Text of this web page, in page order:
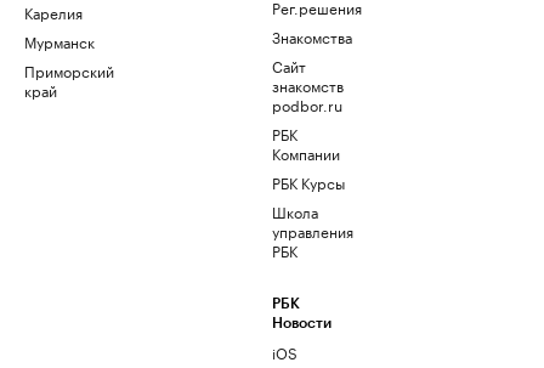
Карелия
Мурманск
Приморский
край
Рег.решения
Знакомства
Сайт
знакомств
podbor.ru
РБК
Компании
РБК Курсы
Школа
управления
РБК
РБК
Новости
iOS